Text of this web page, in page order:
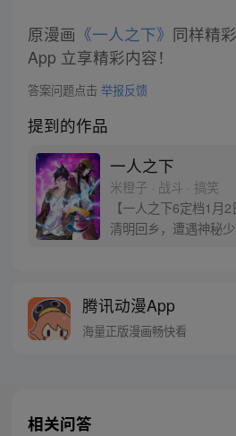
原漫画 《一人之下》 同样精
App 立享精彩内容！
答案问题点击 举报反馈
提到的作品
一人之下
米橙子 · 战斗 · 搞笑
【一人之下6定档1月
清明回乡，遭遇神秘
密，张楚岚的生活被
同踏上“异人”之旅。
腾讯动漫App
海量正版漫画畅快看
相关问答